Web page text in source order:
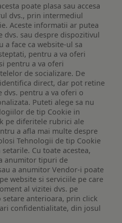
poate plasa sau accesa
dvs., prin intermediul
Aceste informatii ar putea
dvs. sau despre dispozitivul
a face ca website-ul sa
pentru a va oferi
pentru a va oferi
de socializare. De
direct, dar pot retine
pentru a va oferi o
Puteti alege sa nu
de tip Cookie in
pe diferitele rubrici ale
a afla mai multe despre
Tehnologii de tip Cookie
Cu toate acestea,
anumitor tipuri de
a anumitor Vendor-i poate
website si serviciile pe care
al vizitei dvs. pe
anterioara, prin click
confidentialitate, din josul